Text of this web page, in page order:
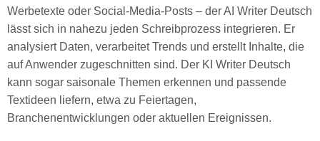
Werbetexte oder Social-Media-Posts – der AI Writer Deutsch
lässt sich in nahezu jeden Schreibprozess integrieren. Er
analysiert Daten, verarbeitet Trends und erstellt Inhalte, die
auf Anwender zugeschnitten sind. Der KI Writer Deutsch
kann sogar saisonale Themen erkennen und passende
Textideen liefern, etwa zu Feiertagen,
Branchenentwicklungen oder aktuellen Ereignissen.